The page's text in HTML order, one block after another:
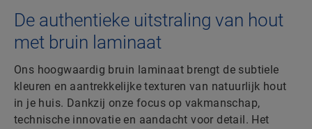
De authentieke uitstraling van hout
met bruin laminaat
Ons hoogwaardig bruin laminaat brengt de subtiele
kleuren en aantrekkelijke texturen van natuurlijk hout
in je huis. Dankzij onze focus op vakmanschap,
technische innovatie en aandacht voor detail. Het